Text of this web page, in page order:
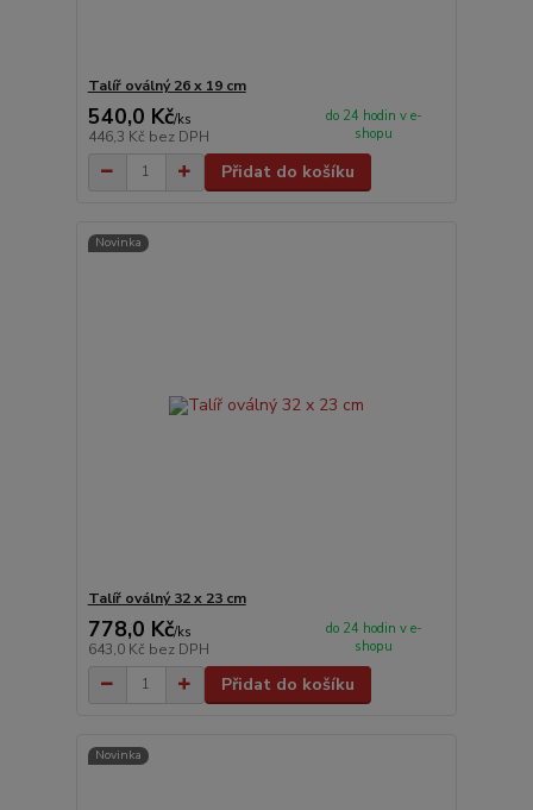
Talíř oválný 26 x 19 cm
540,0 Kč/ks
446,3 Kč bez DPH
do 24 hodin v e-
shopu
Přidat do košíku
Novinka
Talíř oválný 32 x 23 cm
778,0 Kč/ks
643,0 Kč bez DPH
do 24 hodin v e-
shopu
Přidat do košíku
Novinka